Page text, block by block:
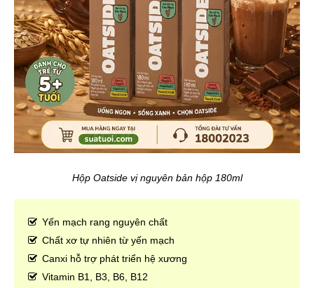
Hộp Oatside vị nguyên bản hộp 180ml
Yến mạch rang nguyên chất
Chất xơ tự nhiên từ yến mạch
Canxi hỗ trợ phát triển hệ xương
Vitamin B1, B3, B6, B12